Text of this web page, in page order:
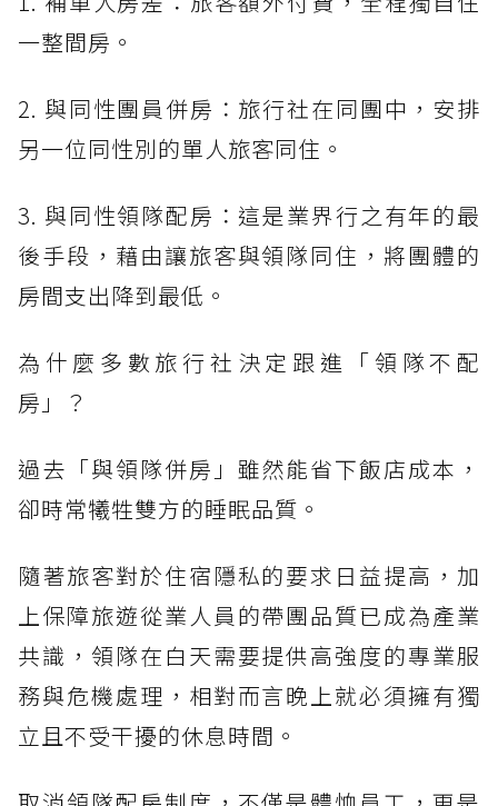
一整間房。
2. 與同性團員併房：旅行社在同團中，安排
另一位同性別的單人旅客同住。
3. 與同性領隊配房：這是業界行之有年的最
後手段，藉由讓旅客與領隊同住，將團體的
房間支出降到最低。
為什麼多數旅行社決定跟進「領隊不配
房」？
過去「與領隊併房」雖然能省下飯店成本，
卻時常犧牲雙方的睡眠品質。
隨著旅客對於住宿隱私的要求日益提高，加
上保障旅遊從業人員的帶團品質已成為產業
共識，領隊在白天需要提供高強度的專業服
務與危機處理，相對而言晚上就必須擁有獨
立且不受干擾的休息時間。